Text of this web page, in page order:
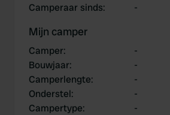
Camperaar sinds: -
Mijn camper
Camper:
-
Bouwjaar:
-
Camperlengte:
-
Onderstel:
-
Campertype:
-